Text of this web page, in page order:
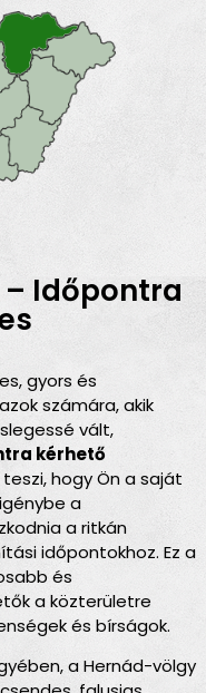
Időpontra
gyors és
számára, akik
vált,
kérhető
hogy Ön a saját
a
a ritkán
időpontokhoz. Ez a
és
a közterületre
és bírságok.
a Hernád-völgy